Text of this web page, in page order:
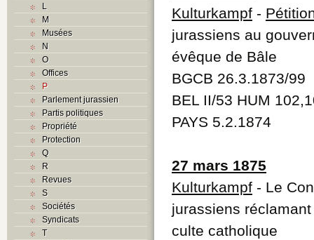
L
M
Musées
N
O
Offices
P
Parlement jurassien
Partis politiques
Propriété
Protection
Q
R
Revues
S
Sociétés
Syndicats
T
Kulturkampf -
jurassiens au
évêque de Bâle
BGCB 26.3.1873/99
BEL II/53 HUM
PAYS 5.2.1874
27 mars 1875
Kulturkampf - Le
jurassiens
culte catholique